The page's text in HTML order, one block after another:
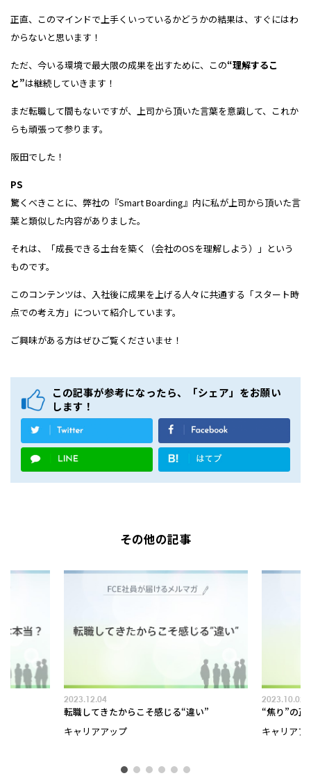
正直、このマインドで上手くいっているかどうかの結果は、すぐにはわ
からないと思います！
ただ、今いる環境で最大限の成果を出すために、この“理解するこ
と”は継続していきます！
まだ転職して間もないですが、上司から頂いた言葉を意識して、これか
らも頑張って参ります。
阪田でした！
PS
驚くべきことに、弊社の『Smart Boarding』内に私が上司から頂いた言
葉と類似した内容がありました。
それは、「成長できる土台を築く（会社のOSを理解しよう）」という
ものです。
このコンテンツは、入社後に成果を上げる人々に共通する「スタート時
点での考え方」について紹介しています。
ご興味がある方はぜひご覧くださいませ！
この記事が参考になったら、「シェア」をお願い
します！
その他の記事
2023.12.04
転職してきたからこそ感じる“違い”
キャリアアップ
2023.10.02
“焦り”の正
キャリアア